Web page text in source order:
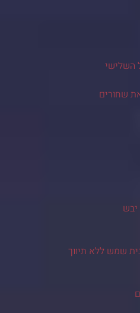
השלישי
שחורים
שמש ללא תיווך